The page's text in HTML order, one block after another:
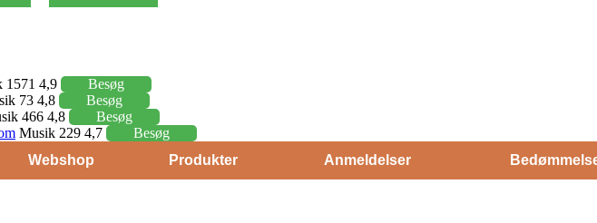
1571 4,9
Besøg
73 4,8
Besøg
466 4,8
Besøg
Musik 229 4,7
Besøg
Webshop
Produkter Anmeldelser